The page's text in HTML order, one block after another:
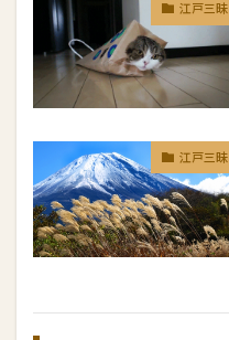
江戸三昧
江戸三昧